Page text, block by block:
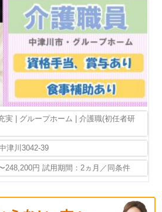
実 | グループホーム | 介護職(初任者研
津川3042-39
248,200円 試用期間：2ヵ月／同条件